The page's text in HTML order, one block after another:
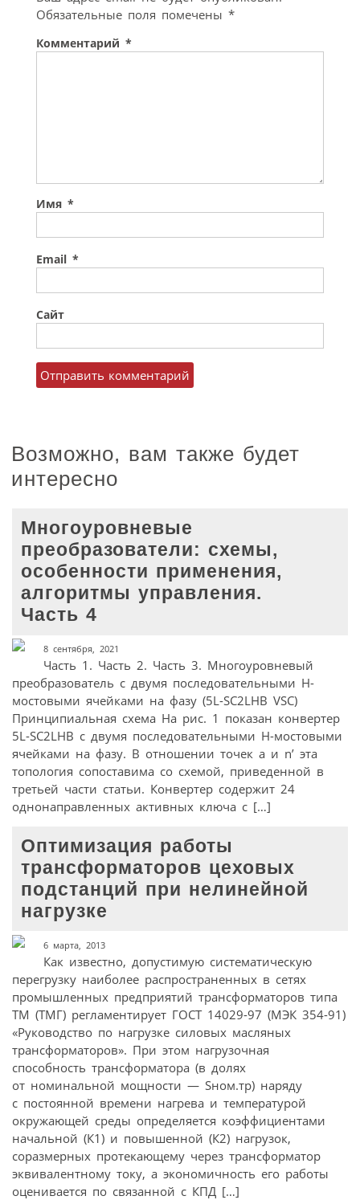
Обязательные поля помечены *
Комментарий *
Имя *
Email *
Сайт
Возможно, вам также будет
интересно
Многоуровневые
преобразователи: схемы,
особенности применения,
алгоритмы управления.
Часть 4
8 сентября, 2021
Часть 1. Часть 2. Часть 3. Многоуровневый
преобразователь с двумя последовательными H-
мостовыми ячейками на фазу (5L-SC2LHB VSC)
Принципиальная схема На рис. 1 показан конвертер
5L-SC2LHB с двумя последовательными H-мостовыми
ячейками на фазу. В отношении точек a и n’ эта
топология сопоставима со схемой, приведенной в
третьей части статьи. Конвертер содержит 24
однонаправленных активных ключа с […]
Оптимизация работы
трансформаторов цеховых
подстанций при нелинейной
нагрузке
6 марта, 2013
Как известно, допустимую систематическую
перегрузку наиболее распространенных в сетях
промышленных предприятий трансформаторов типа
ТМ (ТМГ) регламентирует ГОСТ 14029-97 (МЭК 354-91)
«Руководство по нагрузке силовых масляных
трансформаторов». При этом нагрузочная
способность трансформатора (в долях
от номинальной мощности — Sном.тр) наряду
с постоянной времени нагрева и температурой
окружающей среды определяется коэффициентами
начальной (К1) и повышенной (К2) нагрузок,
соразмерных протекающему через трансформатор
эквивалентному току, а экономичность его работы
оценивается по связанной с КПД […]